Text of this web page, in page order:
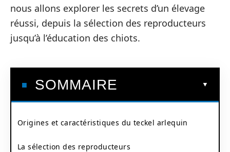
nous allons explorer les secrets d’un élevage
réussi, depuis la sélection des reproducteurs
jusqu’à l’éducation des chiots.
SOMMAIRE
Origines et caractéristiques du teckel arlequin
La sélection des reproducteurs